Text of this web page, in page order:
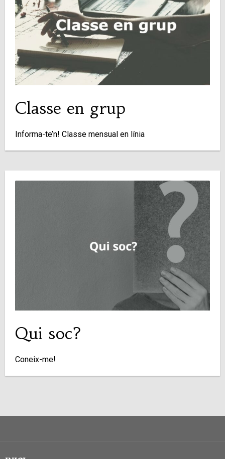
Classe en grup
Informa-te’n! Classe mensual en línia
Qui soc?
Coneix-me!